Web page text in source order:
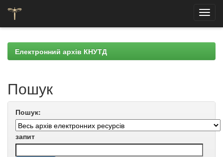
navigationЕлектронний архів КНУТД
Пошук
Пошук:
запит